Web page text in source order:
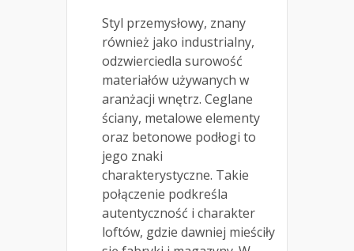
Styl przemysłowy, znany
również jako industrialny,
odzwierciedla surowość
materiałów używanych w
aranżacji wnętrz. Ceglane
ściany, metalowe elementy
oraz betonowe podłogi to
jego znaki
charakterystyczne. Takie
połączenie podkreśla
autentyczność i charakter
loftów, gdzie dawniej mieściły